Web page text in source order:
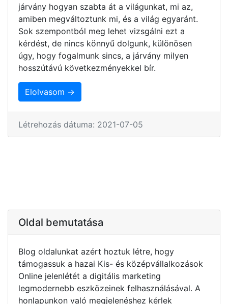
járvány hogyan szabta át a világunkat, mi az,
amiben megváltoztunk mi, és a világ egyaránt.
Sok szempontból meg lehet vizsgálni ezt a
kérdést, de nincs könnyű dolgunk, különösen
úgy, hogy fogalmunk sincs, a járvány milyen
hosszútávú következményekkel bír.
Elolvasom →
Létrehozás dátuma: 2021-07-05
Oldal bemutatása
Blog oldalunkat azért hoztuk létre, hogy
támogassuk a hazai Kis- és középvállalkozások
Online jelenlétét a digitális marketing
legmodernebb eszközeinek felhasználásával. A
honlapunkon való megjelenéshez kérlek